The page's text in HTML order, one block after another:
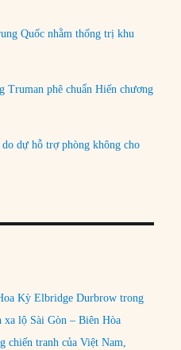
Quốc nhằm thống trị khu
Truman phê chuẩn Hiến chương
dự hỗ trợ phòng không cho
Kỳ Elbridge Durbrow trong
xa lộ Sài Gòn – Biên Hòa
chiến tranh của Việt Nam,